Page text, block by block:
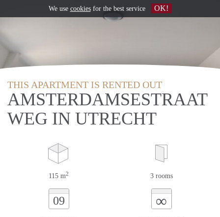
THIS APARTMENT IS RENTED OUT
AMSTERDAMSESTRAAT
WEG IN UTRECHT
115 m2 3 rooms
09 ∞
We use cookiesfor the best service OK!